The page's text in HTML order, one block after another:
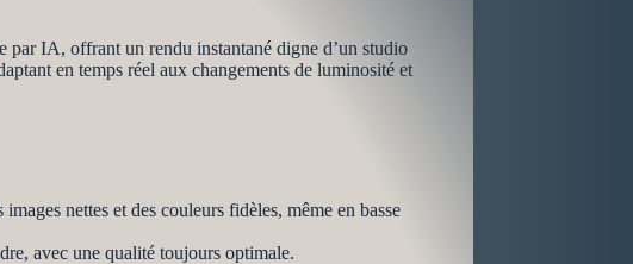
IA, offrant un rendu instantané digne d’un studio
en temps réel aux changements de luminosité et
nettes et des couleurs fidèles, même en basse
avec une qualité toujours optimale.